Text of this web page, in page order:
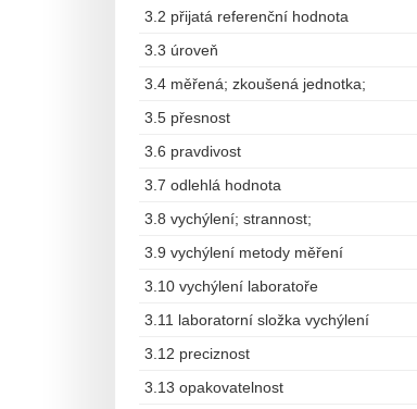
3.2 přijatá referenční hodnota
3.3 úroveň
3.4 měřená; zkoušená jednotka;
3.5 přesnost
3.6 pravdivost
3.7 odlehlá hodnota
3.8 vychýlení; strannost;
3.9 vychýlení metody měření
3.10 vychýlení laboratoře
3.11 laboratorní složka vychýlení
3.12 preciznost
3.13 opakovatelnost